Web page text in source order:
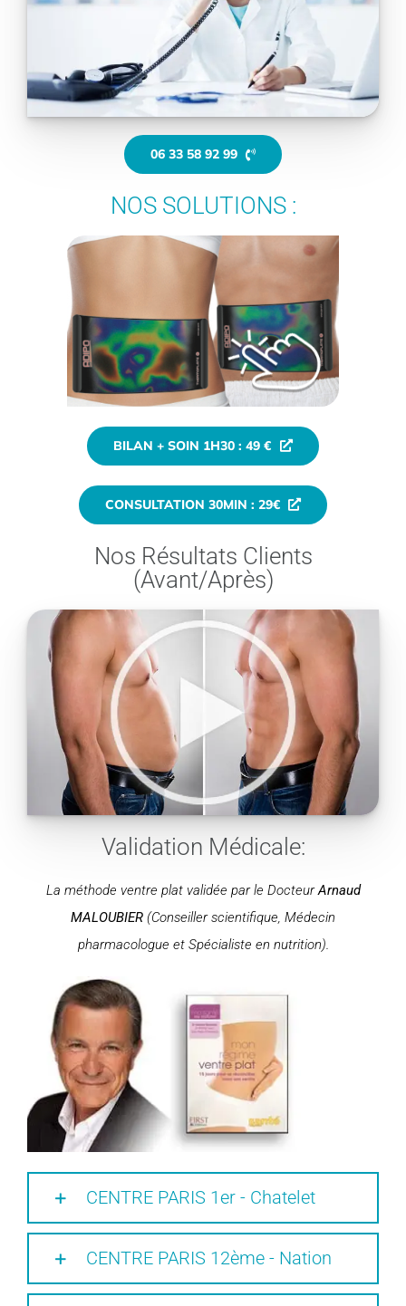
06 33 58 92 99
NOS SOLUTIONS :
BILAN + SOIN 1H30 : 49 €
CONSULTATION 30MIN : 29€
Nos Résultats Clients
(Avant/Après)
Validation Médicale:
La méthode ventre plat validée par le DocteurArnaud
MALOUBIER (Conseiller scientifique, Médecin
pharmacologue et Spécialiste en nutrition).
CENTRE PARIS 1er - Chatelet
CENTRE PARIS 12ème - Nation